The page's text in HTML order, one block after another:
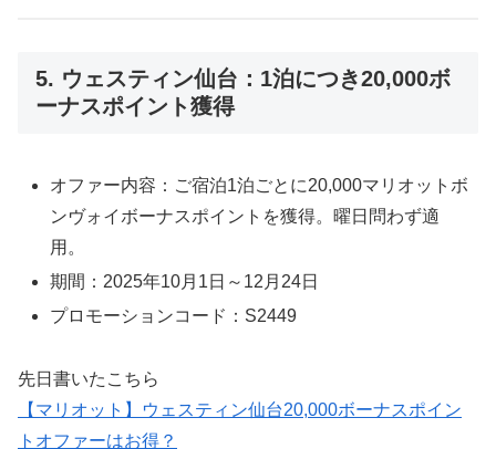
5. ウェスティン仙台：1泊につき20,000ボ
ーナスポイント獲得
オファー内容：ご宿泊1泊ごとに20,000マリオットボ
ンヴォイボーナスポイントを獲得。曜日問わず適
用。
期間：2025年10月1日～12月24日
プロモーションコード：S2449
先日書いたこちら
【マリオット】ウェスティン仙台20,000ボーナスポイン
トオファーはお得？